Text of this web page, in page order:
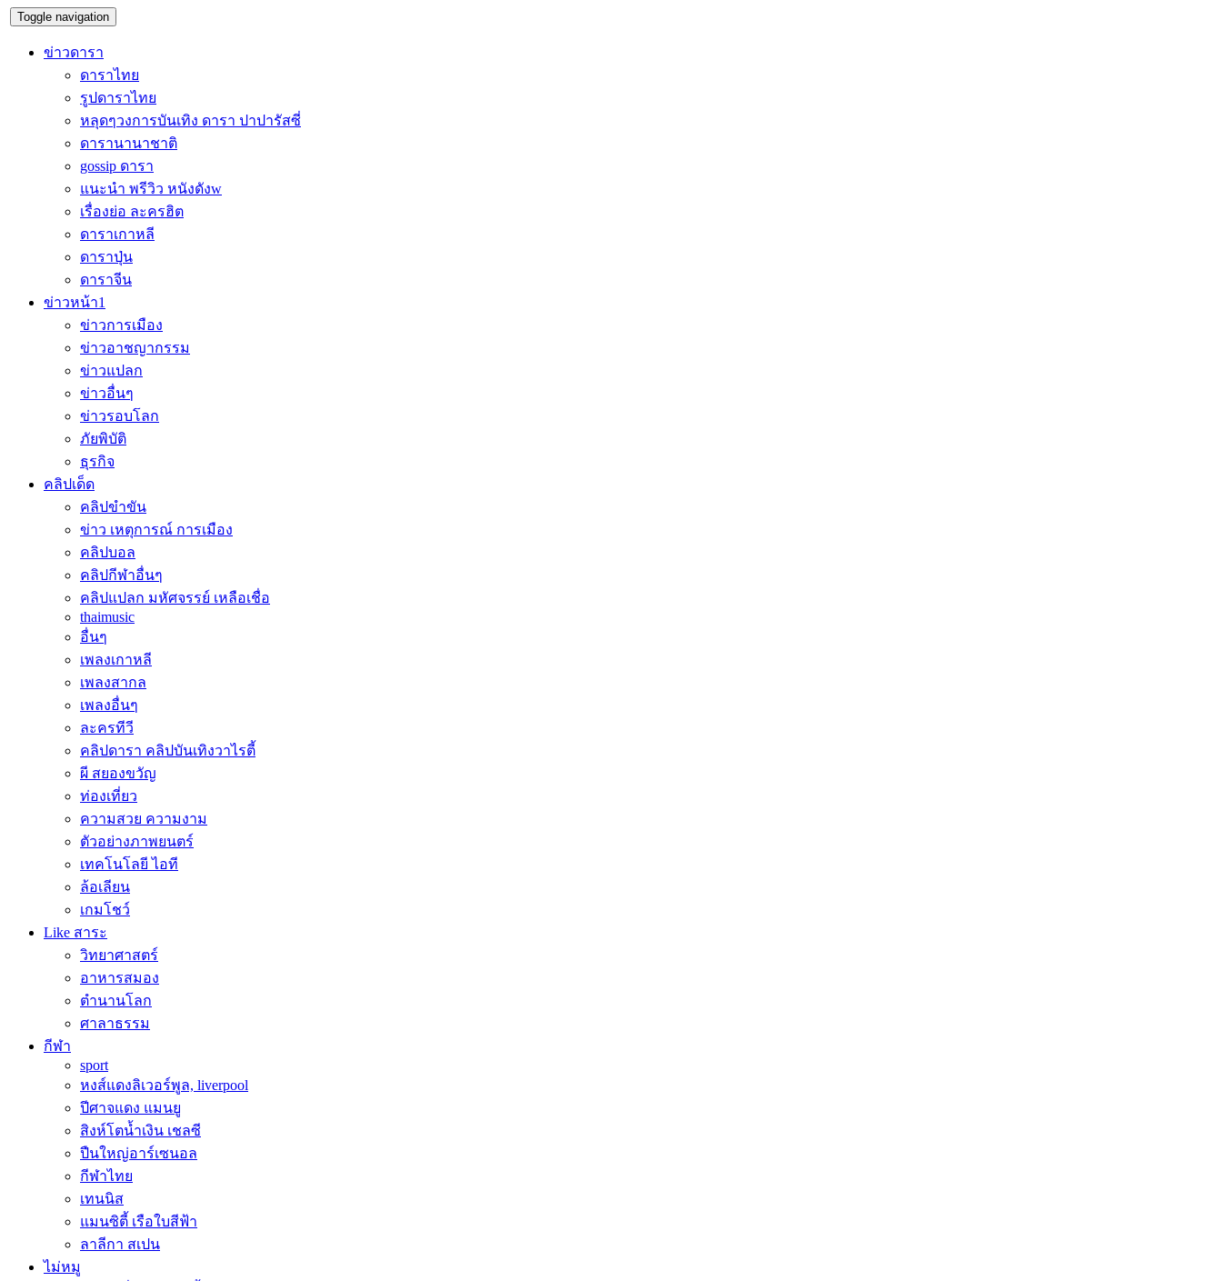
Toggle navigation
ข่าวดารา
ดาราไทย
รูปดาราไทย
หลุดๆวงการบันเทิง ดารา ปาปารัสซี่
ดารานานาชาติ
gossip ดารา
แนะนำ พรีวิว หนังดังw
เรื่องย่อ ละครฮิต
ดาราเกาหลี
ดาราปุ่น
ดาราจีน
ข่าวหน้า1
ข่าวการเมือง
ข่าวอาชญากรรม
ข่าวแปลก
ข่าวอื่นๆ
ข่าวรอบโลก
ภัยพิบัติ
ธุรกิจ
คลิปเด็ด
คลิปขำขัน
ข่าว เหตุการณ์ การเมือง
คลิปบอล
คลิปกีฬาอื่นๆ
คลิปแปลก มหัศจรรย์ เหลือเชื่อ
thaimusic
อื่นๆ
เพลงเกาหลี
เพลงสากล
เพลงอื่นๆ
ละครทีวี
คลิปดารา คลิปบันเทิงวาไรตี้
ผี สยองขวัญ
ท่องเที่ยว
ความสวย ความงาม
ตัวอย่างภาพยนตร์
เทคโนโลยี ไอที
ล้อเลียน
เกมโชว์
Like สาระ
วิทยาศาสตร์
อาหารสมอง
ตำนานโลก
ศาลาธรรม
กีฬา
sport
หงส์แดงลิเวอร์พูล, liverpool
ปีศาจแดง แมนยู
สิงห์โตน้ำเงิน เชลซี
ปืนใหญ่อาร์เซนอล
กีฬาไทย
เทนนิส
แมนซิตี้ เรือใบสีฟ้า
ลาลีกา สเปน
ไม่หมู